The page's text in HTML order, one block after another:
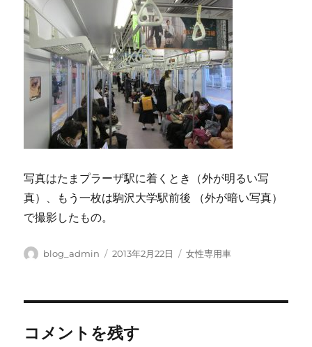
写真はたまプラーザ駅に着くとき（外が明るい写
真）、もう一枚は駒沢大学駅前後 （外が暗い写真）
で撮影したもの。
投
blog_admin
投
2013年2月22日
カ
女性専用車
コメントを残す